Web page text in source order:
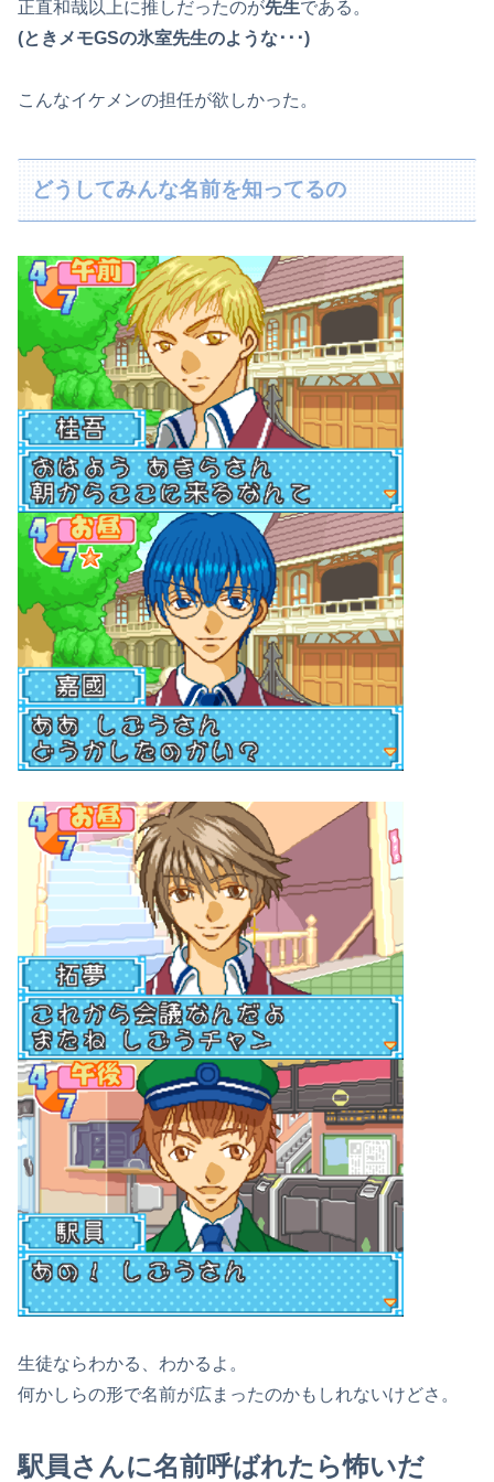
正直和哉以上に推しだったのが先生である。
(ときメモGSの氷室先生のような･･･)
こんなイケメンの担任が欲しかった。
どうしてみんな名前を知ってるの
生徒ならわかる、わかるよ。
何かしらの形で名前が広まったのかもしれないけどさ。
駅員さんに名前呼ばれたら怖いだ